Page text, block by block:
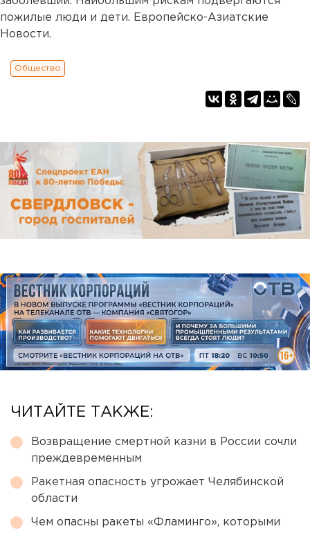
пожилые люди и дети. Европейско-Азиатские
Новости.
Общество
ЧИТАЙТЕ ТАКЖЕ:
Возвращение смертной казни в России сочли
преждевременным
Ракетная опасность угрожает Челябинской
области
Чем опасны ракеты «Фламинго», которыми